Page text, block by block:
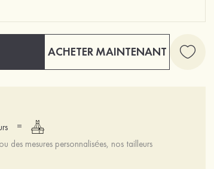
ACHETER MAINTENANT
=
des mesures personnalisées, nos tailleurs